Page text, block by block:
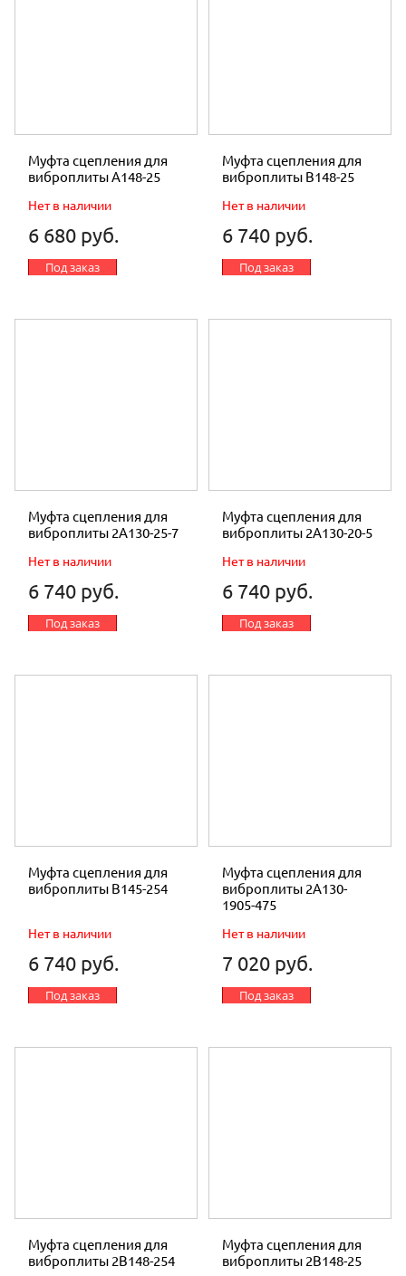
Муфта сцепления для
виброплиты A148-25
Нет в наличии
6 680 руб.
Под заказ
Муфта сцепления для
виброплиты В148-25
Нет в наличии
6 740 руб.
Под заказ
Муфта сцепления для
виброплиты 2A130-25-7
Нет в наличии
6 740 руб.
Под заказ
Муфта сцепления для
виброплиты 2A130-20-5
Нет в наличии
6 740 руб.
Под заказ
Муфта сцепления для
виброплиты В145-254
Нет в наличии
6 740 руб.
Под заказ
Муфта сцепления для
виброплиты 2A130-
1905-475
Нет в наличии
7 020 руб.
Под заказ
Муфта сцепления для
виброплиты 2В148-254
Муфта сцепления для
виброплиты 2В148-25